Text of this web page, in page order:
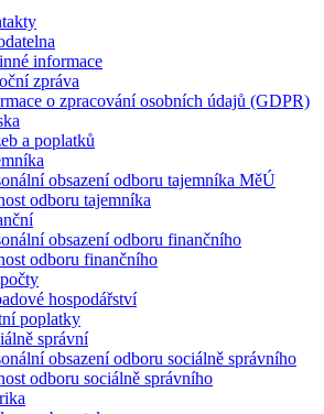
informace
zpráva
o zpracování osobních údajů (GDPR)
a poplatků
obsazení odboru tajemníka MěÚ
odboru tajemníka
obsazení odboru finančního
odboru finančního
hospodářství
poplatky
správní
obsazení odboru sociálně správního
odboru sociálně správního